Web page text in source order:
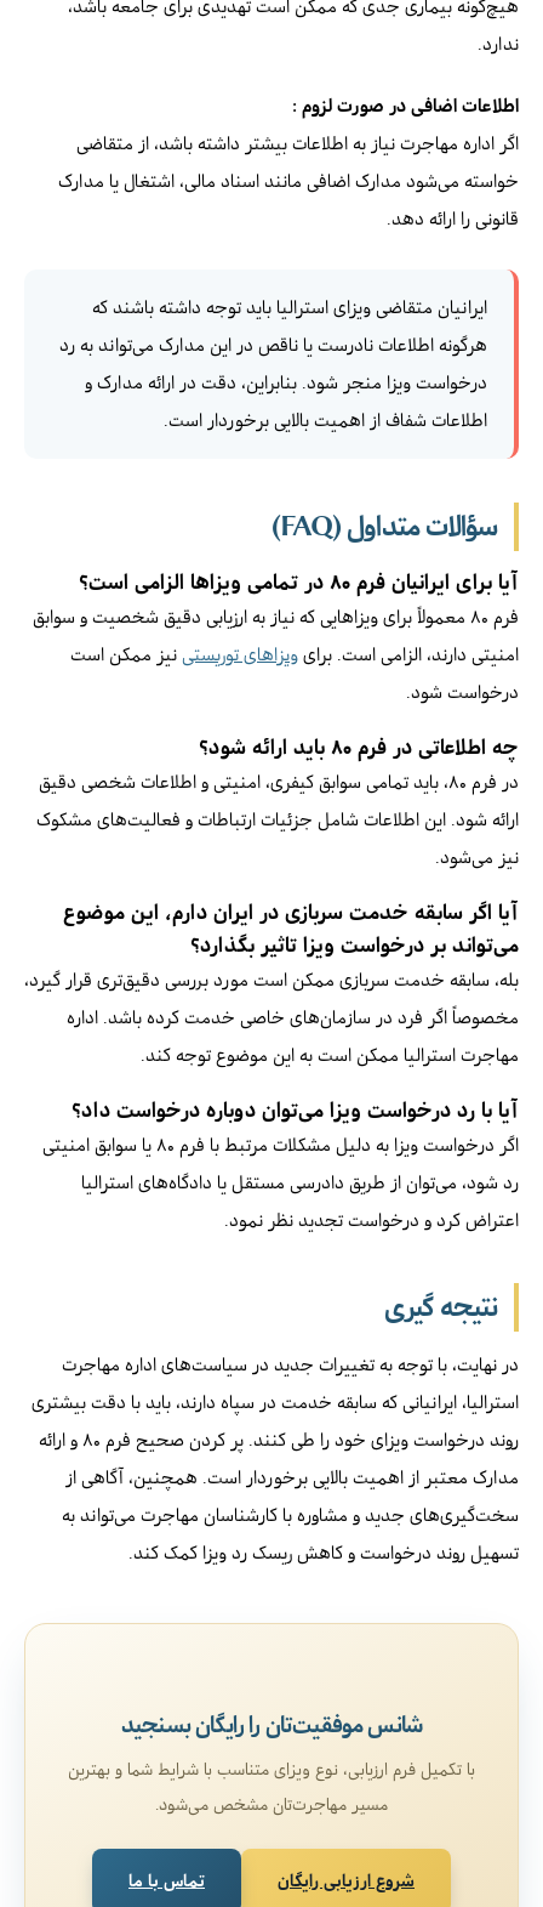
هیچ‌گونه بیماری جدی که ممکن است تهدیدی برای جامعه باشد،
ندارد.
اطلاعات اضافی در صورت لزوم :
اگر اداره مهاجرت نیاز به اطلاعات بیشتر داشته باشد، از متقاضی
خواسته می‌شود مدارک اضافی مانند اسناد مالی، اشتغال یا مدارک
قانونی را ارائه دهد.
ایرانیان متقاضی ویزای استرالیا باید توجه داشته باشند که
هرگونه اطلاعات نادرست یا ناقص در این مدارک می‌تواند به رد
درخواست ویزا منجر شود. بنابراین، دقت در ارائه مدارک و
اطلاعات شفاف از اهمیت بالایی برخوردار است.
سؤالات متداول (FAQ)
آیا برای ایرانیان فرم ۸۰ در تمامی ویزاها الزامی است؟
فرم ۸۰ معمولاً برای ویزاهایی که نیاز به ارزیابی دقیق شخصیت و سوابق
امنیتی دارند، الزامی است. برای ویزاهای توریستی نیز ممکن است
درخواست شود.
چه اطلاعاتی در فرم ۸۰ باید ارائه شود؟
در فرم ۸۰، باید تمامی سوابق کیفری، امنیتی و اطلاعات شخصی دقیق
ارائه شود. این اطلاعات شامل جزئیات ارتباطات و فعالیت‌های مشکوک
نیز می‌شود.
آیا اگر سابقه خدمت سربازی در ایران دارم، این موضوع
می‌تواند بر درخواست ویزا تاثیر بگذارد؟
بله، سابقه خدمت سربازی ممکن است مورد بررسی دقیق‌تری قرار گیرد،
مخصوصاً اگر فرد در سازمان‌های خاصی خدمت کرده باشد. اداره
مهاجرت استرالیا ممکن است به این موضوع توجه کند.
آیا با رد درخواست ویزا می‌توان دوباره درخواست داد؟
اگر درخواست ویزا به دلیل مشکلات مرتبط با فرم ۸۰ یا سوابق امنیتی
رد شود، می‌توان از طریق دادرسی مستقل یا دادگاه‌های استرالیا
اعتراض کرد و درخواست تجدید نظر نمود.
نتیجه گیری
در نهایت، با توجه به تغییرات جدید در سیاست‌های اداره مهاجرت
استرالیا، ایرانیانی که سابقه خدمت در سپاه دارند، باید با دقت بیشتری
روند درخواست ویزای خود را طی کنند. پر کردن صحیح فرم ۸۰ و ارائه
مدارک معتبر از اهمیت بالایی برخوردار است. همچنین، آگاهی از
سخت‌گیری‌های جدید و مشاوره با کارشناسان مهاجرت می‌تواند به
تسهیل روند درخواست و کاهش ریسک رد ویزا کمک کند.
شانس موفقیت‌تان را رایگان بسنجید
با تکمیل فرم ارزیابی، نوع ویزای متناسب با شرایط شما و بهترین
مسیر مهاجرت‌تان مشخص می‌شود.
شروع ارزیابی رایگان تماس با ما